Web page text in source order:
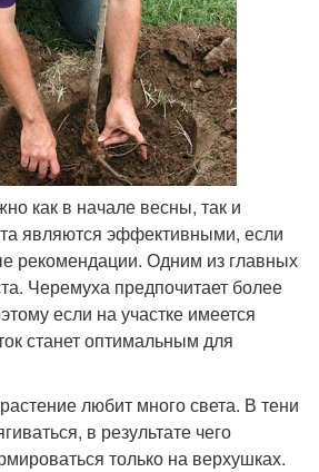
как в начале весны, так и
являются эффективными, если
рекомендации. Одним из главных
Черемуха предпочитает более
если на участке имеется
станет оптимальным для
любит много света. В тени
в результате чего
только на верхушках.